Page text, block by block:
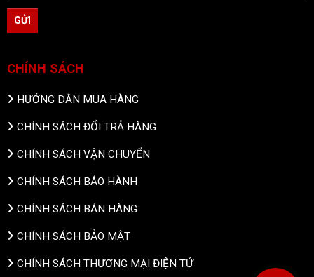
CHÍNH SÁCH
HƯỚNG DẪN MUA HÀNG
CHÍNH SÁCH ĐỔI TRẢ HÀNG
CHÍNH SÁCH VẬN CHUYỂN
CHÍNH SÁCH BẢO HÀNH
CHÍNH SÁCH BÁN HÀNG
CHÍNH SÁCH BẢO MẬT
CHÍNH SÁCH THƯƠNG MẠI ĐIỆN TỬ